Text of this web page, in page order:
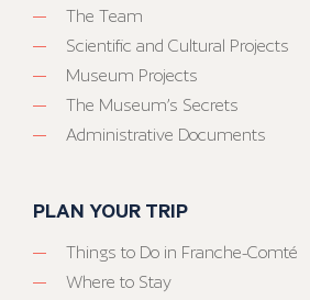
The Team
Scientific and Cultural Projects
Museum Projects
The Museum’s Secrets
Administrative Documents
PLAN YOUR TRIP
Things to Do in Franche-Comté
Where to Stay